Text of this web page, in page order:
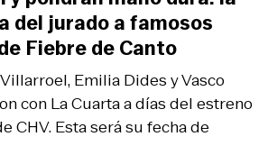
Emilia Dides y Vasco
con La Cuarta a días del estreno
CHV. Esta será su fecha de
del jurado a famosos
Fiebre de Canto